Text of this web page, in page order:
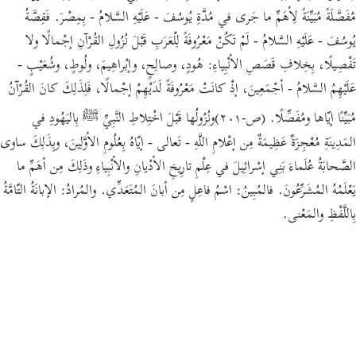
مُفَصَّلَةً مُبَيِّنَةً لِأهَمِّ ما جَرى في مُدَّةِ يُوسُفَ - عَلَيْهِ السَّلامُ - بِمِصْرَ. فَقِصَّةُ
يُوسُفَ - عَلَيْهِ السَّلامُ - لَمْ تَكُنْ مَعْرُوفَةً لِلْعَرَبِ قَبْلَ نُزُولِ القُرْآنِ إجْمالًا ولا
تَفْصِيلًا، بِخِلافِ قَصَصِ الأنْبِياءِ: هُودٍ، وصالِحٍ، وإبْراهِيمَ، ولُوطٍ، وشُعَيْبٍ -
عَلَيْهِمُ السَّلامُ - أجْمَعِينَ، إذْ كانَتْ مَعْرُوفَةً لَدَيْهِمْ إجْمالًا، فَلِذَلِكَ كانَ القُرْآنُ
مُبَيِّنًا إيّاها ومُفَصِّلًا. (ص-٢٠١)ونُزُولُها قَبْلَ اخْتِلاطِ النَّبِيِّ ﷺ بِاليَهُودِ في
المَدِينَةِ مُعْجِزَةٌ عَظِيمَةٌ مِن إعْلامِ اللَّهِ - تَعالى - إيّاهُ بِعُلُومِ الأوَّلِينَ، وبِذَلِكَ ساوى
الصَّحابَةُ عُلَماءَ بَنِي إسْرائِيلَ في عِلْمِ تارِيخِ الأدْيانِ والأنْبِياءِ وذَلِكَ مِن أهَمِّ ما
يَعْلَمُهُ المُشَرِّعُونَ. فالمُبِينُ: اسْمُ فاعِلٍ مِن أبانَ المُتَعَدِّي. والمُرادُ: الإبانَةُ التّامَّةُ
بِاللَّفْظِ والمَعْنى.